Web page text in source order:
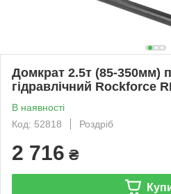
Домкрат 2.5т (85-350мм)
гідравлічний Rockforce
В наявності
Код: 52818
Роздріб
2 716 ₴